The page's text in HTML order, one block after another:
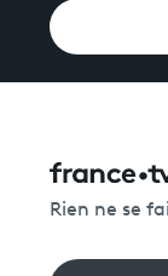
Rien ne se